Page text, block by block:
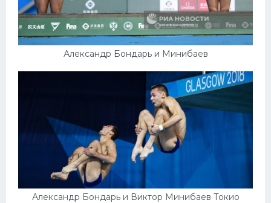
Александр Бондарь и Минибаев
Александр Бондарь и Виктор Минибаев Токио